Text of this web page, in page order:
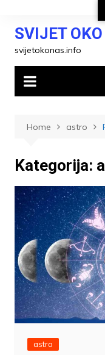
contentSVIJET
svijetokonas.info
Home astro
Kategorija:
astro